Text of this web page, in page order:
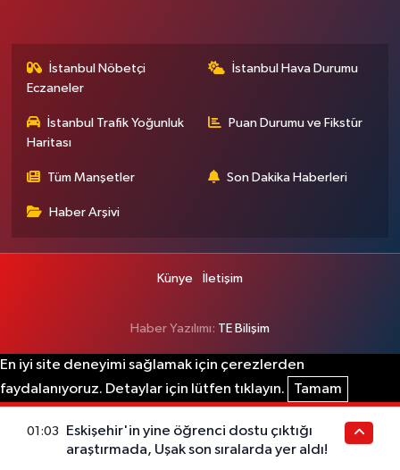
İstanbul Nöbetçi
Eczaneler
İstanbul Hava Durumu
İstanbul Trafik Yoğunluk
Haritası
Puan Durumu ve Fikstür
Tüm Manşetler Son Dakika Haberleri
Haber Arşivi
Künye İletişim
Haber Yazılımı: TE Bilişim
En iyi site deneyimi sağlamak için çerezlerden
faydalanıyoruz. Detaylar için lütfen tıklayın.
Tamam
01:03
Eskişehir'in yine öğrenci dostu çıktığı
araştırmada, Uşak son sıralarda yer aldı!